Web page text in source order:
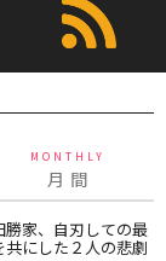
MONTHLY
月 間
勝家、自刃しての最
にした２人の悲劇